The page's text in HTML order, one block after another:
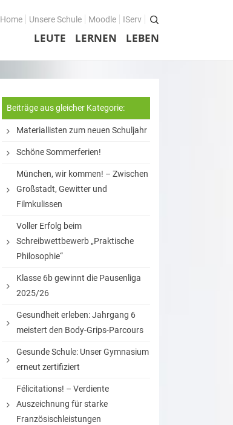
Home Unsere Schule Moodle IServ
LEUTE LERNEN LEBEN
Beiträge aus gleicher Kategorie:
Materiallisten zum neuen Schuljahr
Schöne Sommerferien!
München, wir kommen! – Zwischen
Großstadt, Gewitter und
Filmkulissen
Voller Erfolg beim
Schreibwettbewerb „Praktische
Philosophie“
Klasse 6b gewinnt die Pausenliga
2025/26
Gesundheit erleben: Jahrgang 6
meistert den Body-Grips-Parcours
Gesunde Schule: Unser Gymnasium
erneut zertifiziert
Félicitations! – Verdiente
Auszeichnung für starke
Französischleistungen